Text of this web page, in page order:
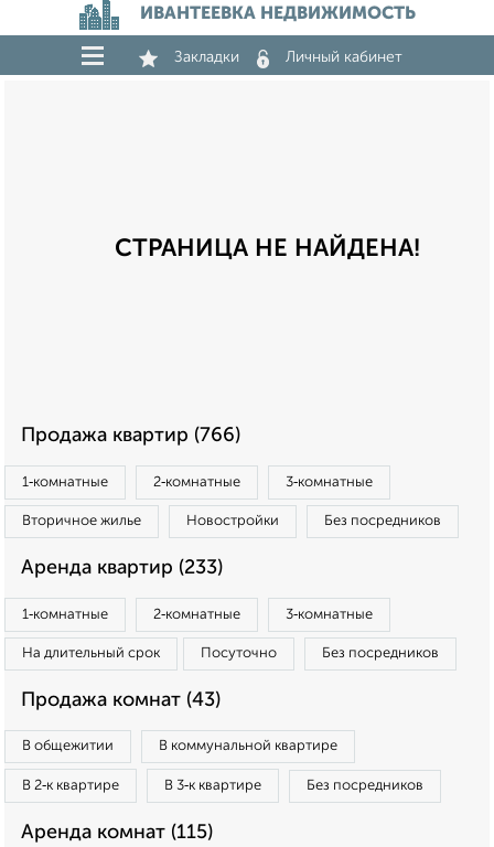
ИВАНТЕЕВКА НЕДВИЖИМОСТЬ
Закладки Личный кабинет
СТРАНИЦА НЕ НАЙДЕНА!
Продажа квартир (766)
1‑комнатные 2‑комнатные 3‑комнатные
Вторичное жилье Новостройки Без посредников
Аренда квартир (233)
1‑комнатные 2‑комнатные 3‑комнатные
На длительный срок Посуточно Без посредников
Продажа комнат (43)
В общежитии В коммунальной квартире
В 2‑к квартире В 3‑к квартире Без посредников
Аренда комнат (115)